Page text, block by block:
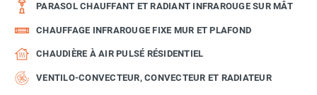
PARASOL CHAUFFANT ET RADIANT INFRAROUGE SUR MÂT
CHAUFFAGE INFRAROUGE FIXE MUR ET PLAFOND
CHAUDIÈRE À AIR PULSÉ RÉSIDENTIEL
VENTILO-CONVECTEUR, CONVECTEUR ET RADIATEUR